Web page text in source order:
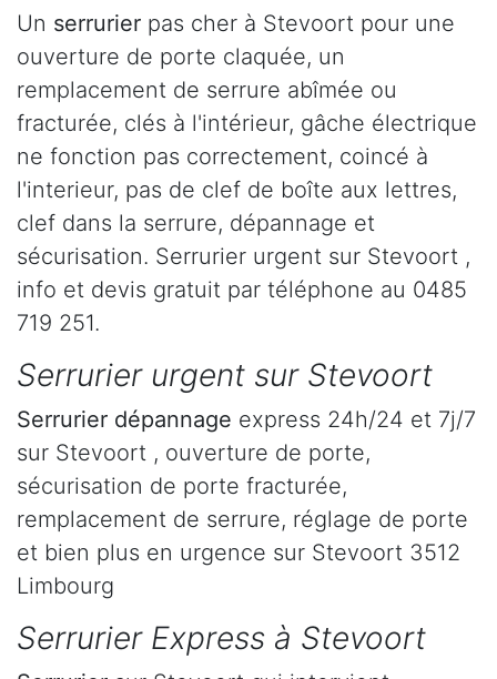
Un serrurier pas cher à Stevoort pour une
ouverture de porte claquée, un
remplacement de serrure abîmée ou
fracturée, clés à l'intérieur, gâche électrique
ne fonction pas correctement, coincé à
l'interieur, pas de clef de boîte aux lettres,
clef dans la serrure, dépannage et
sécurisation. Serrurier urgent sur Stevoort ,
info et devis gratuit par téléphone au 0485
719 251.
Serrurier urgent sur Stevoort
Serrurier dépannage express 24h/24 et 7j/7
sur Stevoort , ouverture de porte,
sécurisation de porte fracturée,
remplacement de serrure, réglage de porte
et bien plus en urgence sur Stevoort 3512
Limbourg
Serrurier Express à Stevoort